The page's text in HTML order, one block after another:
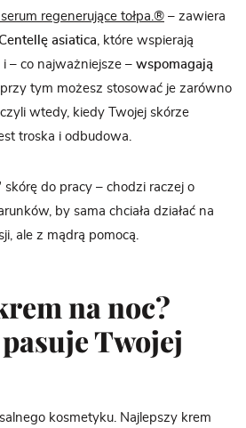
regenerujące tołpa.® – zawiera
asiatica , które wspierają
i – co najważniejsze – wspomagają
przy tym możesz stosować je zarówno
wtedy, kiedy Twojej skórze
troska i odbudowa.
skórę do pracy – chodzi raczej o
by sama chciała działać na
ale z mądrą pomocą.
na noc?
Twojej
kosmetyku. Najlepszy krem